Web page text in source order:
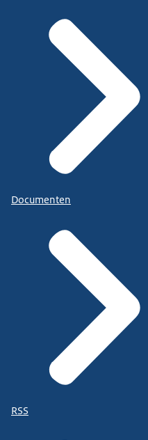
Documenten
RSS